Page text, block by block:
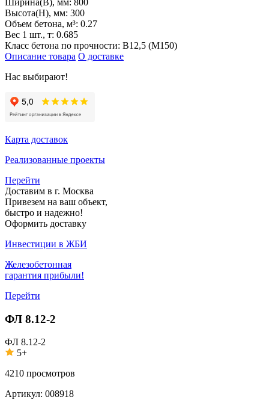
Высота(H), мм: 300
Объем бетона, м³: 0.27
Вес 1 шт., т: 0.685
Класс бетона по прочности: B12,5 (M150)
Описание товара О доставке
Нас выбирают!
Карта доставок
Реализованные проекты
Перейти
Доставим в г. Москва
Привезем на ваш объект,
быстро и надежно!
Оформить доставку
Инвестиции в ЖБИ
Железобетонная
гарантия прибыли!
Перейти
ФЛ 8.12-2
ФЛ 8.12-2
5+
4210 просмотров
Артикул: 008918